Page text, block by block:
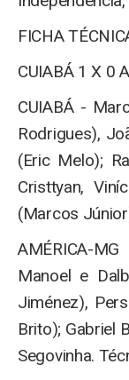
FICHA
CUIABÁ 1 X 0
CUIABÁ -
Rodrigues),
(Eric Melo);
Cristtyan,
(Marcos
AMÉRICA-
Manoel e
Jiménez),
Brito); Gabriel
Segovinha.